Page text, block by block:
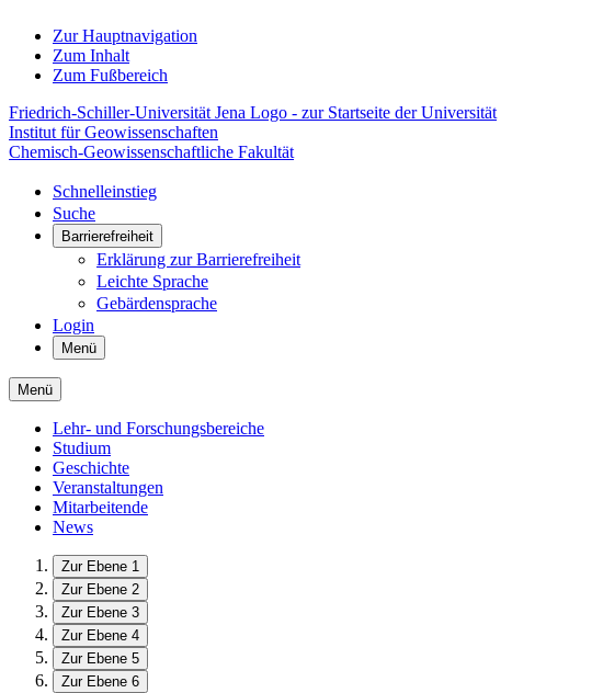
Zur Hauptnavigation
Zum Inhalt
Zum Fußbereich
Friedrich-Schiller-Universität Jena Logo - zur Startseite der Universität
Institut für Geowissenschaften
Chemisch-Geowissenschaftliche Fakultät
Schnelleinstieg
Suche
Barrierefreiheit
Erklärung zur Barrierefreiheit
Leichte Sprache
Gebärdensprache
Login
Menü
Menü
Lehr- und Forschungsbereiche
Studium
Geschichte
Veranstaltungen
Mitarbeitende
News
Zur Ebene 1
Zur Ebene 2
Zur Ebene 3
Zur Ebene 4
Zur Ebene 5
Zur Ebene 6